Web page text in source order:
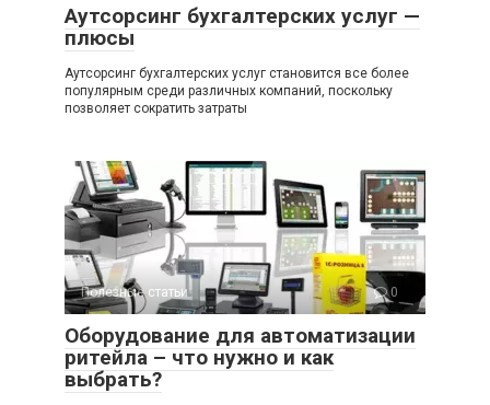
Аутсорсинг бухгалтерских услуг —
плюсы
Аутсорсинг бухгалтерских услуг становится все более
популярным среди различных компаний, поскольку
позволяет сократить затраты
Полезные статьи 0
Оборудование для автоматизации
ритейла – что нужно и как
выбрать?